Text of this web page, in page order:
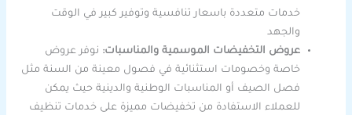
خدمات متعددة باسعار تنافسية وتوفير كبير في الوقت
والجهد
عروض التخفيضات الموسمية والمناسبات: نوفر عروض
خاصة وخصومات استثنائية في فصول معينة من السنة مثل
فصل الصيف أو المناسبات الوطنية والدينية حيث يمكن
للعملاء الاستفادة من تخفيضات مميزة على خدمات تنظيف